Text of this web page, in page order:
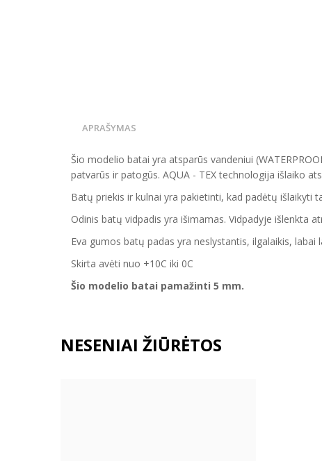
APRAŠYMAS
Šio modelio batai yra atsparūs vandeniui
patvarūs ir patogūs. AQUA - TEX technologija išlaiko
Batų priekis ir kulnai yra pakietinti, kad padėtų išlaikyti
Odinis batų vidpadis yra išimamas. Vidpadyje išlenkta
Eva gumos batų padas yra neslystantis, ilgalaikis, labai
Skirta avėti nuo +10C iki 0C
Šio modelio batai pamažinti 5 mm.
NESENIAI ŽIŪRĖTOS